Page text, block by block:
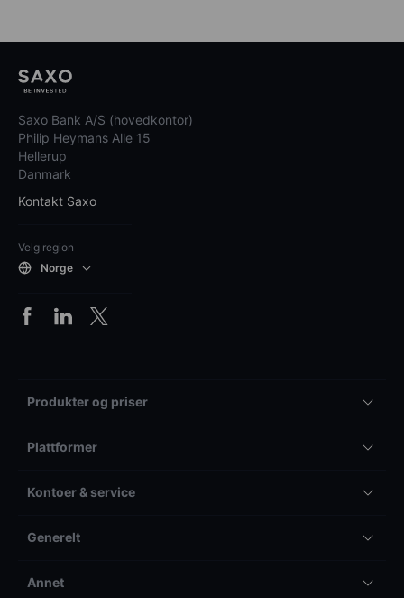
Saxo Bank A/S (hovedkontor)
Philip Heymans Alle 15
Hellerup
Danmark
Kontakt Saxo
Velg region
Norge
Produkter og priser
Plattformer
Kontoer & service
Generelt
Annet